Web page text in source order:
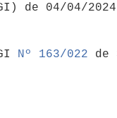
de 04/04/
Nº 163/022